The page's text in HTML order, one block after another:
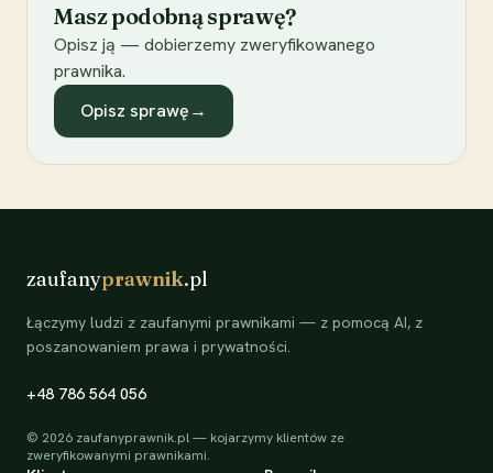
Masz podobną sprawę?
Opisz ją — dobierzemy zweryfikowanego
prawnika.
Opisz sprawę→
zaufanyprawnik.pl
Łączymy ludzi z zaufanymi prawnikami — z pomocą AI, z
poszanowaniem prawa i prywatności.
+48 786 564 056
© 2026 zaufanyprawnik.pl — kojarzymy klientów ze
zweryfikowanymi prawnikami.